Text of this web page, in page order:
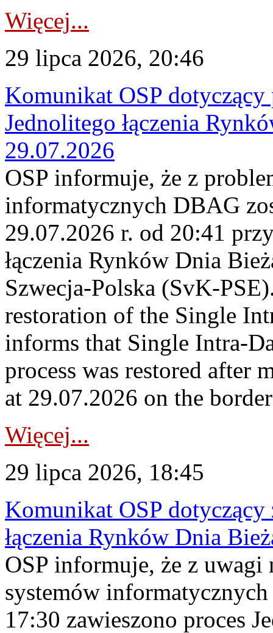
Więcej...
29 lipca 2026, 20:46
Komunikat OSP
Jednolitego łączenia
29.07.2026
OSP informuje, że z
informatycznych DBAG
29.07.2026 r. od 20:41
łączenia Rynków Dnia
Szwecja-Polska (SvK-
restoration of the Single
informs that Single Intra-
process was restored after
at 29.07.2026 on the
Więcej...
29 lipca 2026, 18:45
Komunikat OSP dotyczący
łączenia Rynków Dnia
OSP informuje, że z uwagi
systemów
17:30 zawieszono proces